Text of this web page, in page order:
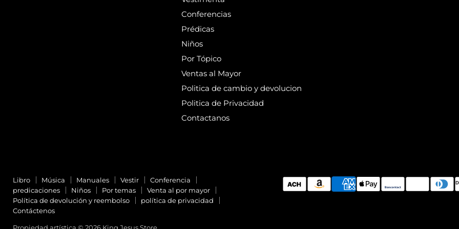
Conferencias
Prédicas
Niños
Por Tópico
Ventas al Mayor
Politica de cambio y devolucion
Politica de Privacidad
Contactanos
Libro Música Manuales Vestir
Conferencia
predicaciones
Niños Por temas
Venta al por mayor
Política de devolución y reembolso
política de privacidad
Contáctenos